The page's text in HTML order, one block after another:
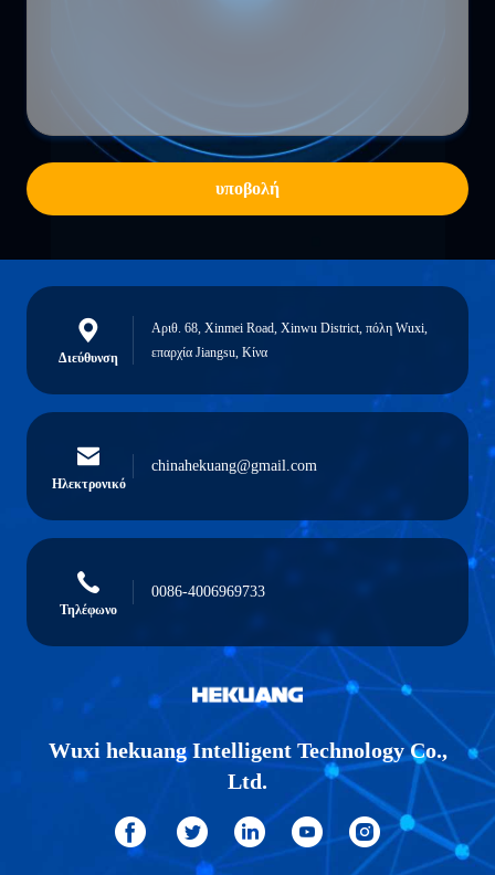
υποβολή
Διεύθυνση
Αριθ. 68, Xinmei Road, Xinwu District, πόλη Wuxi,
επαρχία Jiangsu, Κίνα
Ηλεκτρονικό
chinahekuang@gmail.com
Τηλέφωνο
0086-4006969733
Wuxi hekuang Intelligent Technology Co.,
Ltd.